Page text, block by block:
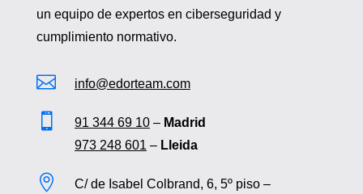
un equipo de expertos en ciberseguridad y
cumplimiento normativo.
 info@edorteam.com
 91 344 69 10– Madrid
973 248 601 – Lleida

C/ de Isabel Colbrand, 6, 5º piso –